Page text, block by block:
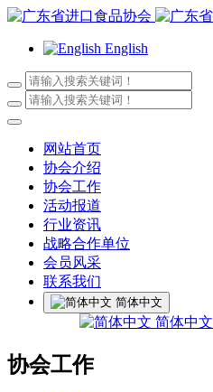
English
网站首页
协会介绍
协会工作
活动报道
行业资讯
战略合作单位
会员风采
联系我们
简体中文
简体中文
协会工作